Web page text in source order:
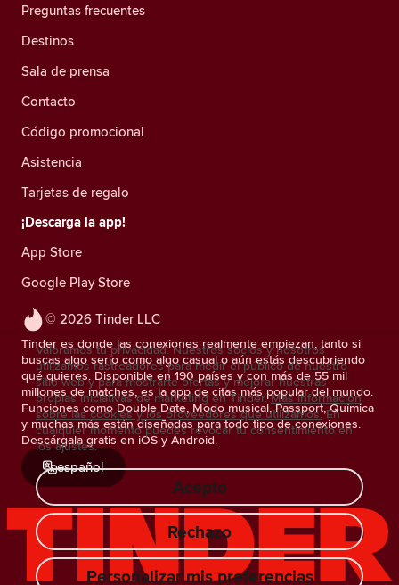
© 2026 Tinder LLC
Tinder es donde las conexiones realmente empiezan, tanto si
buscas algo serio como algo casual o aún estás descubriendo
qué quieres. Disponible en 190 países y con más de 55 mil
millones de matches, es la app de citas más popular del mundo.
Funciones como Double Date, Modo musical, Passport, Química
y muchas más están diseñadas para todo tipo de conexiones.
Descárgala gratis en iOS y Android.
español
Preguntas frecuentes
Destinos
Sala de prensa
Contacto
Código promocional
Asistencia
Tarjetas de regalo
¡Descarga la app!
App Store
Google Play Store
Valoramos tu privacidad. Nuestros socios y nosotros
utilizamos rastreadores para medir el público de nuestro
sitio web y para mostrarte ofertas y mejorar nuestras
propias iniciativas de marketing en Tinder. Más información
sobre las cookies y los proveedores que utilizamos. En
cualquier momento puedes revocar tu consentimiento en
los ajustes.
Acepto
Rechazo
Personalizar mis preferencias